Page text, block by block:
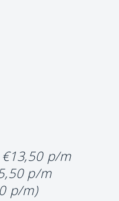
p/m
p/m
p/m)